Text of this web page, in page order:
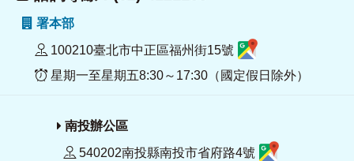
署本部
100210臺北市中正區福州街15號
星期一至星期五8:30～17:30（國定假日除外）
南投辦公區
540202南投縣南投市省府路4號